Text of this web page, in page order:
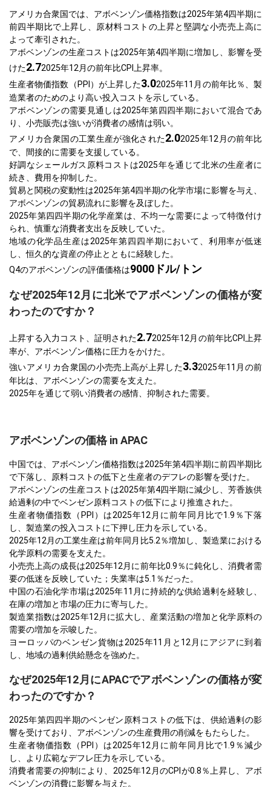
アメリカ合衆国では、アボベンゾン価格指数は2025年第4四半期に
前四半期比で上昇し、原材料コストの上昇と堅調な小売売上高に
よって牽引された。
アボベンゾンの生産コストは2025年第4四半期に増加し、影響を受
けた2.72025年12月の前年比CPI上昇率。
生産者物価指数（PPI）が上昇した3.02025年11月の前年比％、製
造業者のためのより高い投入コストを示している。
アボベンゾンの需要見通しは2025年第四四半期において混合であ
り、小売販売は強いが消費者の感情は弱い。
アメリカ合衆国の工業生産が強化された2.02025年12月の前年比
で、間接的に需要を支援している。
好調なシェールガス原料コストは2025年を通じて北米の生産者に
続き、費用を抑制した。
貿易と関税の変動性は2025年第4四半期の化学市場に影響を与え、
アボベンゾンの貿易流れに影響を及ぼした。
2025年第四四半期の化学産業は、不均一な需要によって特徴付け
られ、慎重な消費者支出を反映していた。
地域の化学品生産は2025年第四四半期において、利用率が低迷
し、恒久的な資産の停止とともに経験した。
Q4のアボベンゾンの評価価格は9000ドル/トン
なぜ2025年12月に北米でアボベンゾンの価格が変
わったのですか？
上昇する入力コスト、証明された2.72025年12月の前年比CPI上昇
率が、アボベンゾン価格に圧力をかけた。
強いアメリカ合衆国の小売売上高が上昇した3.32025年11月の前
年比は、アボベンゾンの需要を支えた。
2025年を通じて弱い消費者の感情、抑制された需要。
アボベンゾンの価格 in APAC
中国では、アボベンゾン価格指数は2025年第4四半期に前四半期比
で下落し、原料コストの低下と生産者のデフレの影響を受けた。
アボベンゾンの生産コストは2025年第4四半期に減少し、芳香族供
給過剰の中でベンゼン原料コストの低下により推進された。
生産者物価指数（PPI）は2025年12月に前年同月比で1.9％下落
し、製造業の投入コストに下押し圧力を示している。
2025年12月の工業生産は前年同月比5.2％増加し、製造業における
化学原料の需要を支えた。
小売売上高の成長は2025年12月に前年比0.9％に鈍化し、消費者需
要の低迷を反映していた；失業率は5.1％だった。
中国の石油化学市場は2025年11月に持続的な供給過剰を経験し、
在庫の増加と市場の圧力に寄与した。
製造業指数は2025年12月に拡大し、産業活動の増加と化学原料の
需要の増加を示唆した。
ヨーロッパのベンゼン貨物は2025年11月と12月にアジアに到着
し、地域の過剰供給懸念を強めた。
なぜ2025年12月にAPACでアボベンゾンの価格が変
わったのですか？
2025年第四四半期のベンゼン原料コストの低下は、供給過剰の影
響を受けており、アボベンゾンの生産費用の削減をもたらした。
生産者物価指数（PPI）は2025年12月に前年同月比で1.9％減少
し、より広範なデフレ圧力を示している。
消費者需要の抑制により、2025年12月のCPIが0.8％上昇し、アボ
ベンゾンの消費に影響を与えた。